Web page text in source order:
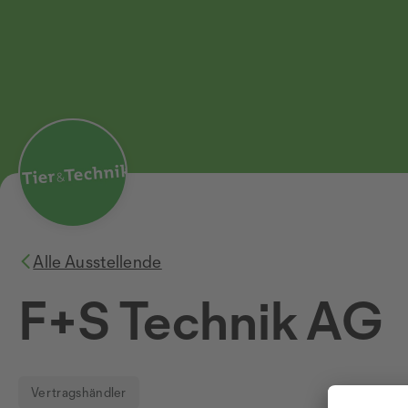
Alle Ausstellende
F+S Technik AG
Vertragshändler